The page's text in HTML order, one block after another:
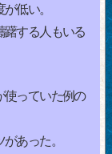
低い。
する人もいる
っていた例の
あった。